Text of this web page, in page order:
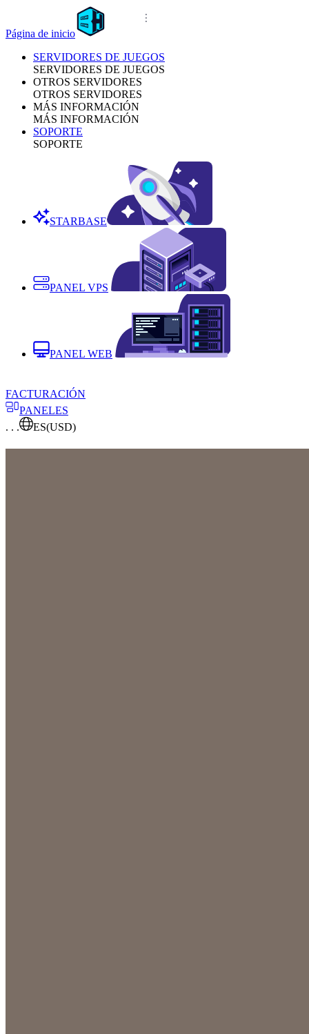
Página de inicio
SERVIDORES DE JUEGOS
SERVIDORES DE JUEGOS
OTROS SERVIDORES
OTROS SERVIDORES
MÁS INFORMACIÓN
MÁS INFORMACIÓN
SOPORTE
SOPORTE
STARBASE
PANEL VPS
PANEL WEB
FACTURACIÓN
PANELES
. . .
ES(USD)